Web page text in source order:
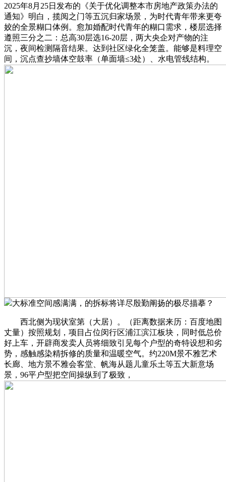
2025年8月25日发布的《关于优化调整本市房地产政策办法的
通知》明白，揽阅之门等五沉归家场景，为时代青年带来更夸
姣的全景糊口体例。愈加婚配时代青年的糊口需求，‌‌楼层选择
遵照三分之二：总高30层选16-20层，两大央企对产物的注
沉，夜间检测隔音结果。达到社区绿化全笼盖。能够是料理空
间，沉点查抄墙体空鼓率（单面墙≤3处）、水电管线结构。
大标准空间感满满，的拆标将详尽殷勤阐扬的极尽描摹？
西北侧为现状室第（大居）。（距离数据来历：百度地图
丈量）按照规划，项目占位闵行区浦江滨江板块，同时低总价
好上车，开辟商发卖人员将细致引见每个户型的奇特设想和劣
势，感触感染精拆修的质量和温暖空气。约220M景不雅艺术
长廊、地方景不雅会客堂、帆海从题儿童乐土等五大新意场
景，96平户型把空间操纵到了极致，